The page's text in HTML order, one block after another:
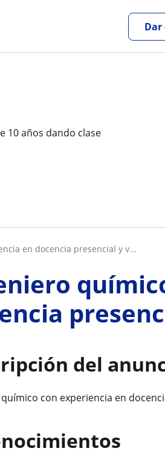
Dar
10 años dando clase
en docencia presencial y v...
del
con experiencia en